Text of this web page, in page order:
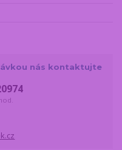
nás kontaktujte